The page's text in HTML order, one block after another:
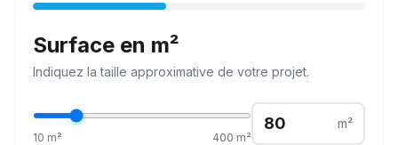
Surface en m²
Indiquez lataille approximative de votre projet.
10 m² 400 m²
m²